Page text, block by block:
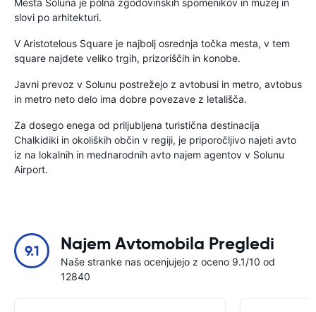
Mesta Soluna je polna zgodovinskih spomenikov in muzej in
slovi po arhitekturi.
V Aristotelous Square je najbolj osrednja točka mesta, v tem
square najdete veliko trgih, prizoriščih in konobe.
Javni prevoz v Solunu postrežejo z avtobusi in metro, avtobus
in metro neto delo ima dobre povezave z letališča.
Za dosego enega od priljubljena turistična destinacija
Chalkidiki in okoliških občin v regiji, je priporočljivo najeti avto
iz na lokalnih in mednarodnih avto najem agentov v Solunu
Airport.
9.1 Najem Avtomobila Pregledi
Naše stranke nas ocenjujejo z oceno 9.1/10 od
12840